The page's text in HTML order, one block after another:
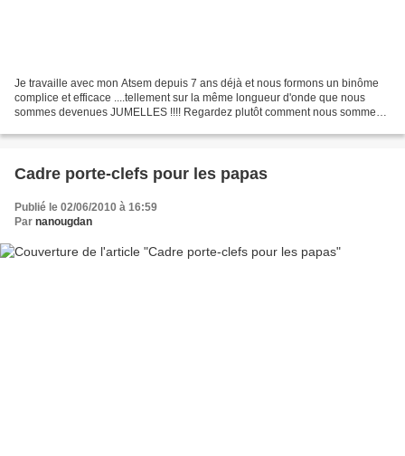
Je travaille avec mon Atsem depuis 7 ans déjà et nous formons un binôme
complice et efficace ....tellement sur la même longueur d'onde que nous
sommes devenues JUMELLES !!!! Regardez plutôt comment nous sommes
Cadre porte-clefs pour les papas
Publié le 02/06/2010 à 16:59
Par nanougdan